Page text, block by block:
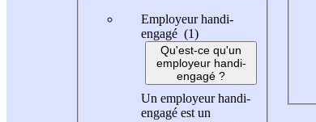
Employeur handi-
engagé (1)
Qu'est-ce qu'un
employeur handi-
engagé ?
Un employeur handi-
engagé est un